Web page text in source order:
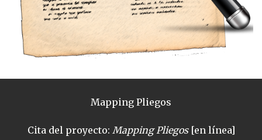
Mapping Pliegos
Cita del proyecto: Mapping Pliegos[en línea]